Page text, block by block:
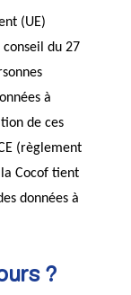
(UE)
du 27
à
de ces
(règlement
Cocof tient
données à
?